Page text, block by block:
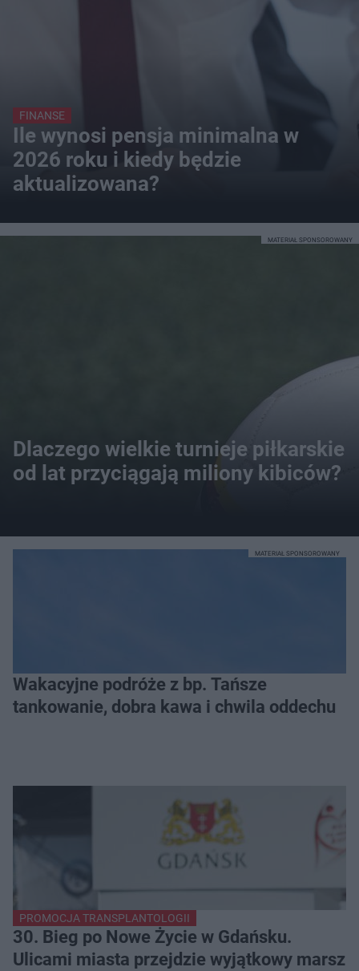
FINANSE
Ile wynosi pensja minimalna w
2026 roku i kiedy będzie
aktualizowana?
Dlaczego wielkie turnieje piłkarskie
od lat przyciągają miliony kibiców?
MATERIAŁ SPONSOROWANY
Wakacyjne podróże z bp. Tańsze
tankowanie, dobra kawa i chwila oddechu
MATERIAŁ SPONSOROWANY
PROMOCJA TRANSPLANTOLOGII
30. Bieg po Nowe Życie w Gdańsku.
Ulicami miasta przejdzie wyjątkowy marsz